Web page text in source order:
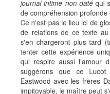
journal intime non datéqui
de compréhension profonde
Ce n'est pas le lieu ici de
de relations de ce texte
s'en chargeront plus tard
tenter cette expérience
qui respire aussi l'amour
suggérons que ce
Eastwood avec les frères
impitoyable, le maître peut